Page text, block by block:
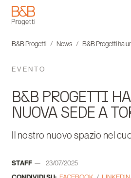
B&B Progetti
B&B Progetti News B&B Progetti ha
EVENTO
B&B PROGETTI
NUOVA SEDE A
Il nostro nuovo spazio nel
Autore:
STAFF 23/07/2025